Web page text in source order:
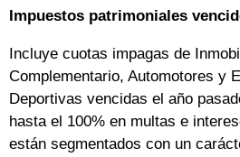
Impuestos patrimoniales
Incluye cuotas impagas de
Complementario, Automotores y
Deportivas vencidas el año
hasta el 100% en multas e
están segmentados con un